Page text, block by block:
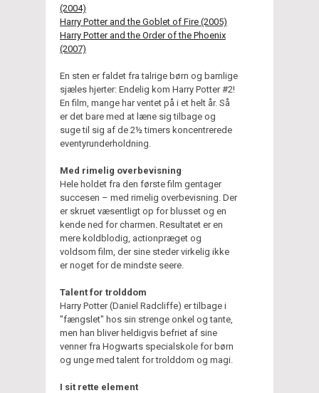
(2004)
Harry Potter and the Goblet of Fire (2005)
Harry Potter and the Order of the Phoenix
(2007)
En sten er faldet fra talrige børn og barnlige
sjæles hjerter: Endelig kom Harry Potter #2!
En film, mange har ventet på i et helt år. Så
er det bare med at læne sig tilbage og
suge til sig af de 2½ timers koncentrerede
eventyrunderholdning.
Med rimelig overbevisning
Hele holdet fra den første film gentager
succesen – med rimelig overbevisning. Der
er skruet væsentligt op for blusset og en
kende ned for charmen. Resultatet er en
mere koldblodig, actionpræget og
voldsom film, der sine steder virkelig ikke
er noget for de mindste seere.
Talent for trolddom
Harry Potter (Daniel Radcliffe) er tilbage i
"fængslet" hos sin strenge onkel og tante,
men han bliver heldigvis befriet af sine
venner fra Hogwarts specialskole for børn
og unge med talent for trolddom og magi.
I sit rette element